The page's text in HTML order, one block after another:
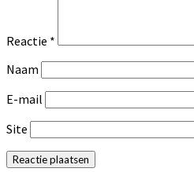
Reactie *
Naam
E-mail
Site